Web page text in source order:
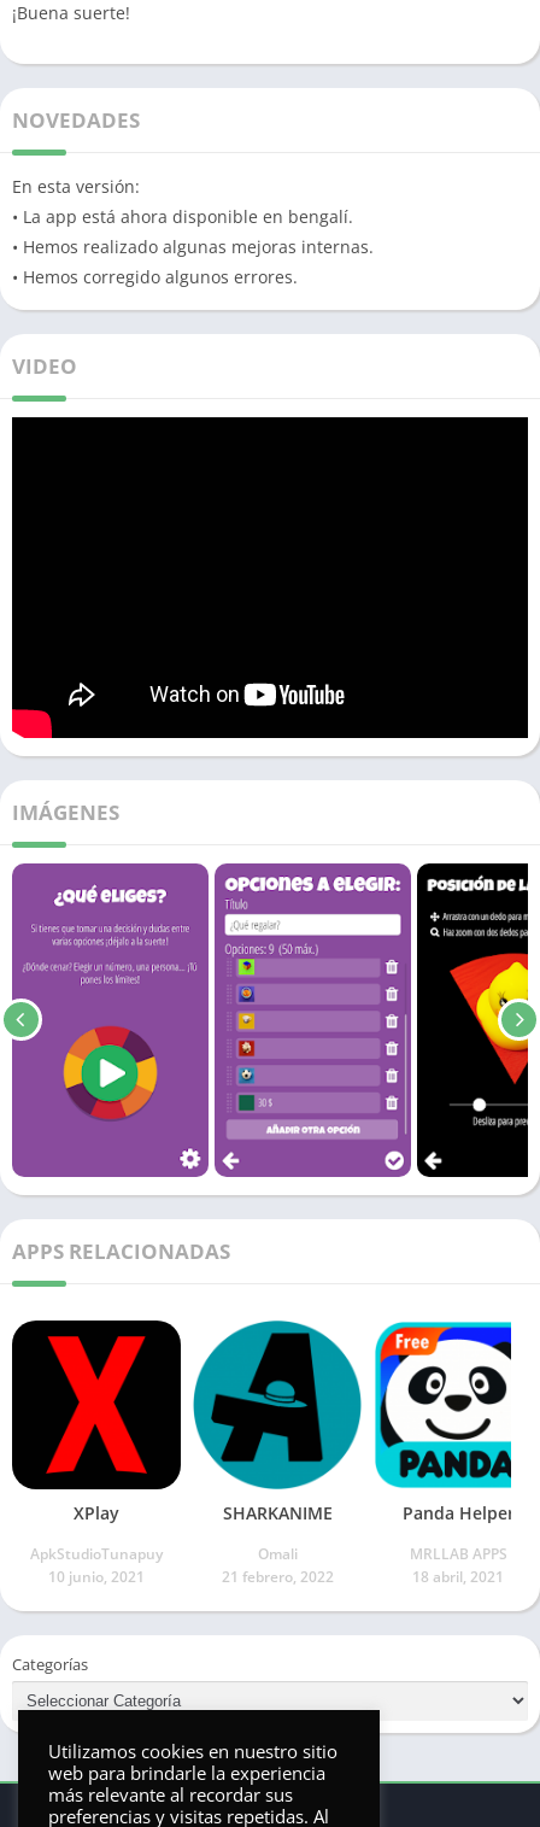
¡Buena suerte!
NOVEDADES
En esta versión:
• La app está ahora disponible en bengalí.
• Hemos realizado algunas mejoras internas.
• Hemos corregido algunos errores.
VIDEO
IMÁGENES
APPS RELACIONADAS
XPlay
ApkStudioTunapuy
10 junio, 2021
SHARKANIME
Omali
21 febrero, 2022
Panda Helper
MRLLAB APPS
18 abril, 2021
Categorías
Utilizamos cookies en nuestro sitio
web para brindarle la experiencia
más relevante al recordar sus
preferencias y visitas repetidas. Al